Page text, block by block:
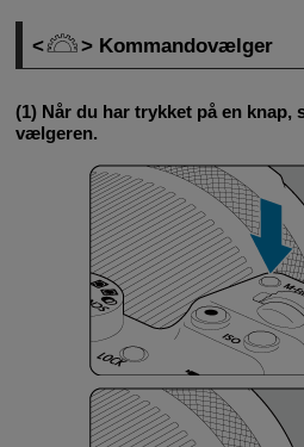
Kommandovælger
(1) Når du har trykket på en knap,
vælgeren.